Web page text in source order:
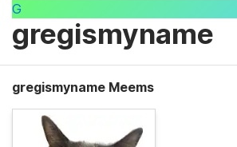
G
gregismyname
gregismyname Meems